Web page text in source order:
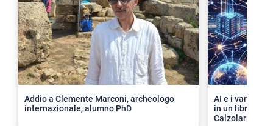
Addio a Clemente Marconi, archeologo
internazionale, alumno PhD
AI e i vantaggi
in un libro con
Calzolari
>